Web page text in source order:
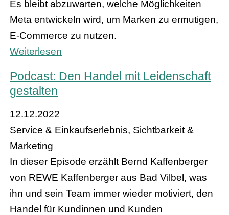
Es bleibt abzuwarten, welche Möglichkeiten
Meta entwickeln wird, um Marken zu ermutigen,
E-Commerce zu nutzen.
Weiterlesen
Podcast: Den Handel mit Leidenschaft
gestalten
12.12.2022
Service & Einkaufserlebnis, Sichtbarkeit &
Marketing
In dieser Episode erzählt Bernd Kaffenberger
von REWE Kaffenberger aus Bad Vilbel, was
ihn und sein Team immer wieder motiviert, den
Handel für Kundinnen und Kunden